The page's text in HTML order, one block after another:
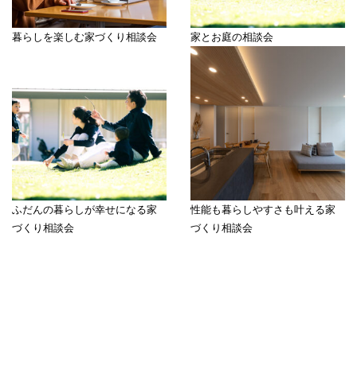
暮らしを楽しむ家づくり相談会 家とお庭の相談会
ふだんの暮らしが幸せになる家
づくり相談会
性能も暮らしやすさも叶える家
づくり相談会